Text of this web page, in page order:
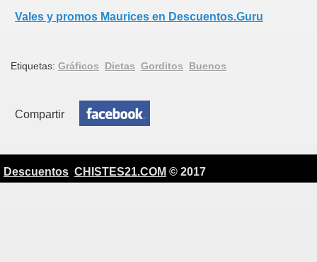
Vales y promos Maurices en Descuentos.Guru
Etiquetas: Gráficos Dietas Gorditos Buenos
Compartir
Descuentos CHISTES21.COM © 2017